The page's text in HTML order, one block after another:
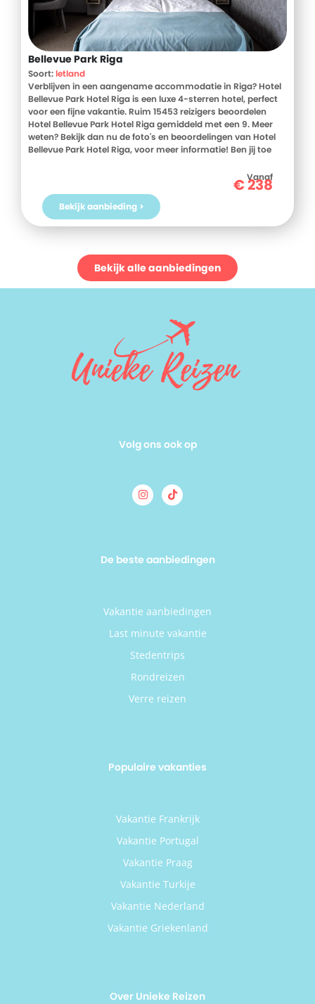
Bellevue Park Riga
Soort:letland
Verblijven in een aangename accommodatie in Riga? Hotel
Bellevue Park Hotel Riga is een luxe 4-sterren hotel, perfect
voor een fijne vakantie. Ruim 15453 reizigers beoordelen
Hotel Bellevue Park Hotel Riga gemiddeld met een 9. Meer
weten? Bekijk dan nu de foto's en beoordelingen van Hotel
Bellevue Park Hotel Riga, voor meer informatie! Ben jij toe
Vanaf
€238
Bekijk aanbieding >
Bekijk alle aanbiedingen
Volg ons ook op
De beste aanbiedingen
Vakantie aanbiedingen
Last minute vakantie
Stedentrips
Rondreizen
Verre reizen
Populaire vakanties
Vakantie Frankrijk
Vakantie Portugal
Vakantie Praag
Vakantie Turkije
Vakantie Nederland
Vakantie Griekenland
Over Unieke Reizen